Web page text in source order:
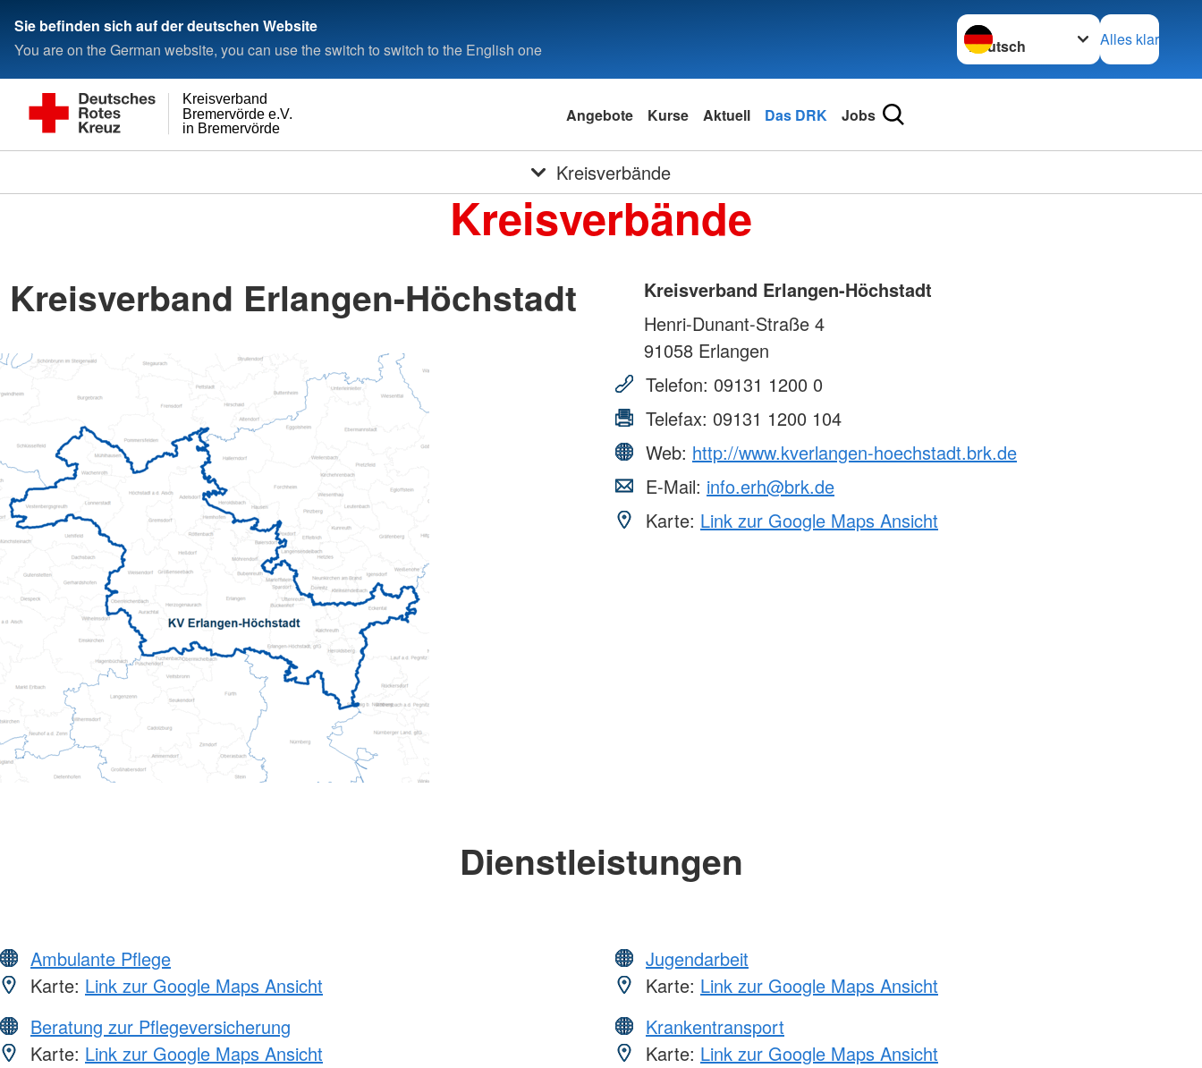
Sie befinden sich auf der deutschen Website
You are on the German website, you can use the switch to switch to the English one
Sprache wechseln zu
Alles klar
in Bremervörde
Bremervörde e.V.
Kreisverband
Angebote Kurse Aktuell Das DRK Jobs
Kreisverbände
Kreisverbände
Kreisverband Erlangen-Höchstadt
Kreisverband Erlangen-Höchstadt
Henri-Dunant-Straße 4
91058 Erlangen
Telefon: 09131 1200 0
Telefax: 09131 1200 104
Web: http://www.kverlangen-hoechstadt.brk.de
E-Mail: info.erh@brk.de
Karte: Link zur Google Maps Ansicht
Dienstleistungen
Ambulante Pflege
Karte: Link zur Google Maps Ansicht
Beratung zur Pflegeversicherung
Karte: Link zur Google Maps Ansicht
Jugendarbeit
Karte: Link zur Google Maps Ansicht
Krankentransport
Karte: Link zur Google Maps Ansicht